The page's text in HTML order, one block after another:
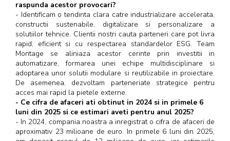
raspunda acestor provocari?
- Identificam o tendinta clara catre industrializare accelerata,
constructii sustenabile, digitalizare si personalizare a
solutiilor tehnice. Clientii nostri cauta parteneri care pot livra
rapid, eficient si cu respectarea standardelor ESG. Team
Montage se aliniaza acestor cerinte prin investitii in
automatizare, formarea unei echipe multidisciplinare si
adoptarea unor solutii modulare si reutilizabile in proiectare.
De asemenea, dezvoltam parteneriate strategice pentru
acces mai rapid la pietele externe.
- Ce cifra de afaceri ati obtinut in 2024 si in primele 6
luni din 2025 si ce estimari aveti pentru anul 2025?
- In 2024, compania noastra a inregistrat o cifra de afaceri de
aproximativ 23 milioane de euro. In primele 6 luni din 2025,